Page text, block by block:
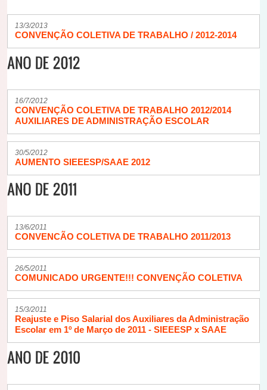
13/3/2013
CONVENÇÃO COLETIVA DE TRABALHO / 2012-2014
16/7/2012
CONVENÇÃO COLETIVA DE TRABALHO 2012/2014
AUXILIARES DE ADMINISTRAÇÃO ESCOLAR
30/5/2012
AUMENTO SIEEESP/SAAE 2012
13/6/2011
CONVENCÃO COLETIVA DE TRABALHO 2011/2013
26/5/2011
COMUNICADO URGENTE!!! CONVENÇÃO COLETIVA
15/3/2011
Reajuste e Piso Salarial dos Auxiliares da Administração
Escolar em 1º de Março de 2011 - SIEEESP x SAAE